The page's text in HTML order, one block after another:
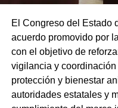
El Congreso del Estado
acuerdo promovido por
con el objetivo de
vigilancia y
protección y bienestar
autoridades estatales y